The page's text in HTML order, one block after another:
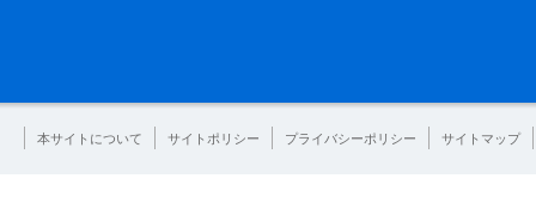
本サイトについて サイトポリシー プライバシーポリシー サイトマップ